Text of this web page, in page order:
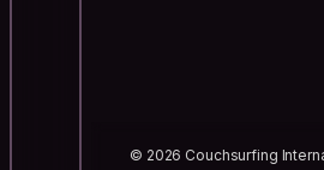
© 2026 Couchsurfing